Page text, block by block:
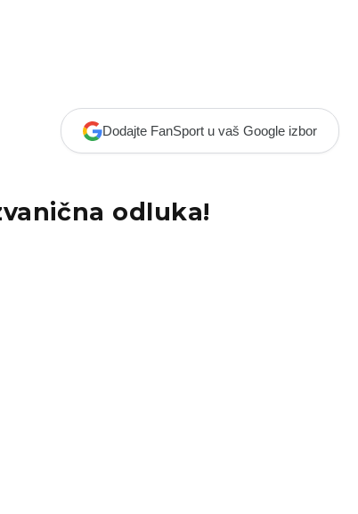
Dodajte FanSport u vaš Google izbor
odluka!